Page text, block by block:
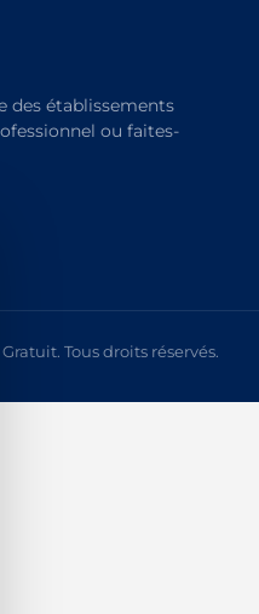
des établissements
ou faites-
Tous droits réservés.